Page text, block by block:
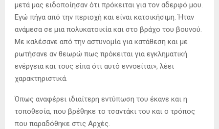
μετά μας ειδοποίησαν ότι πρόκειται για τον αδερφό μου.
Εγώ πήγα από την περιοχή και είναι κατοικήσιμη. Ήταν
ανάμεσα σε μια πολυκατοικία και στο βράχο του βουνού.
Με καλέσανε από την αστυνομία για κατάθεση και με
ρωτήσανε αν θεωρώ πως πρόκειται για εγκληματική
ενέργεια και τους είπα ότι αυτό εννοείται», λέει
χαρακτηριστικά.
Όπως αναφέρει ιδιαίτερη εντύπωση του έκανε και η
τοποθεσία, που βρέθηκε το τσαντάκι του και ο τρόπος
που παραδόθηκε στις Αρχές.